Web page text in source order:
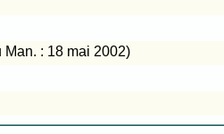
Man. : 18 mai 2002)